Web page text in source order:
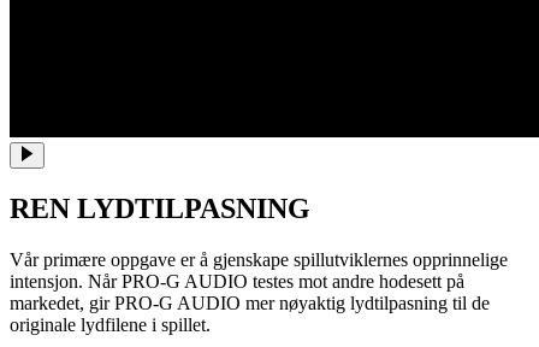
REN LYDTILPASNING
Vår primære oppgave er å gjenskape spillutviklernes opprinnelige
intensjon. Når PRO-G AUDIO testes mot andre hodesett på
markedet, gir PRO-G AUDIO mer nøyaktig lydtilpasning til de
originale lydfilene i spillet.